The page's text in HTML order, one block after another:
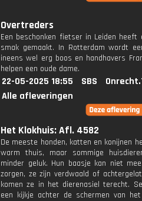
Overtreders
Een beschonken fietser in Leiden heeft
smak gemaakt. In Rotterdam wordt
ineens wel erg boos en handhavers
helpen een oude dame.
22-05-2025 18:55 SBS
Alle afleveringen
Het Klokhuis: Afl. 4582
De meeste honden, katten en konijnen
warm thuis, maar sommige
minder geluk. Hun baasje kan niet
zorgen, ze zijn verdwaald of
komen ze in het dierenasiel terecht.
een kijkje achter de schermen van